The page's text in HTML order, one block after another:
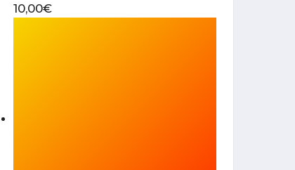
10,00€